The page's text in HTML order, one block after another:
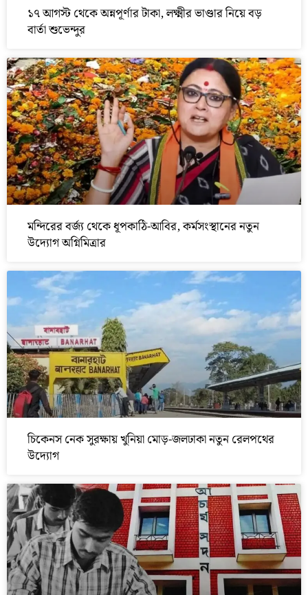
১৭ আগস্ট থেকে অন্নপূর্ণার টাকা, লক্ষ্মীর ভাণ্ডার নিয়ে বড়
বার্তা শুভেন্দুর
মন্দিরের বর্জ্য থেকে ধূপকাঠি-আবির, কর্মসংস্থানের নতুন
উদ্যোগ অগ্নিমিত্রার
চিকেনস নেক সুরক্ষায় খুনিয়া মোড়-জলঢাকা নতুন রেলপথের
উদ্যোগ